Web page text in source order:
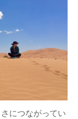
につながってい